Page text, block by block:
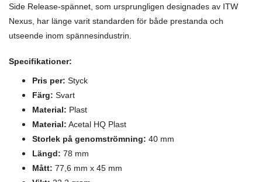
Side Release-spännet, som ursprungligen designades av ITW
Nexus, har länge varit standarden för både prestanda och
utseende inom spännesindustrin.
Specifikationer:
Pris per: Styck
Färg: Svart
Material: Plast
Material: Acetal HQ Plast
Storlek på genomströmning: 40 mm
Längd: 78 mm
Mått: 77,6 mm x 45 mm